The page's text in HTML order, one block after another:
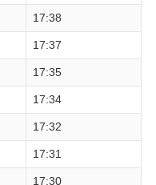
17:38
17:37
17:35
17:34
17:32
17:31
17:30